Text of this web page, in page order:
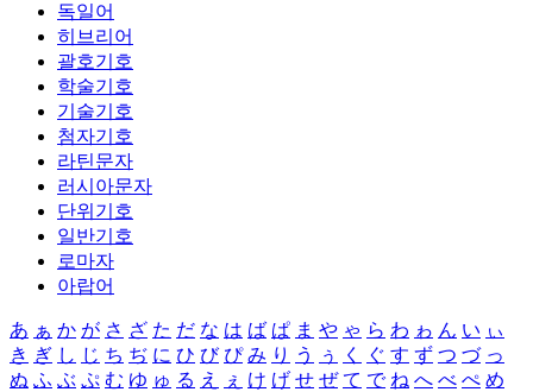
독일어
히브리어
괄호기호
학술기호
기술기호
첨자기호
라틴문자
러시아문자
단위기호
일반기호
로마자
아랍어
あ ぁ か が さ ざ た だ な は ば ぱ ま や ゃ ら わ ゎ ん い ぃ
き ぎ し じ ち ぢ に ひ び ぴ み り う ぅ く ぐ す ず つ づ っ
ぬ ふ ぶ ぷ む ゆ ゅ る え ぇ け げ せ ぜ て で ね へ べ ぺ め